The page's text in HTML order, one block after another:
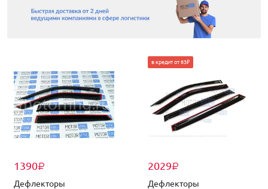
1390₽
Дефлекторы
2029₽
в кредит от 83₽
Дефлекторы